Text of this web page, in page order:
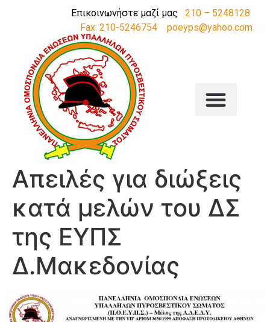
Επικοινωνήστε μαζί μας 210 – 5248128
Fax: 210-5246754
poeyps@yahoo.com
Απειλές για διώξεις
κατά μελών του ΔΣ
της ΕΥΠΣ
Δ.Μακεδονίας